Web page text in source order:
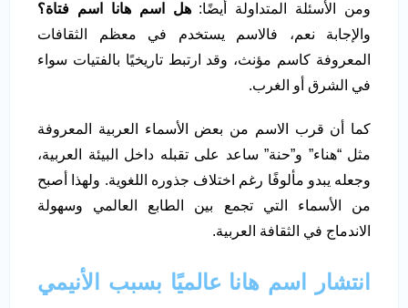
ومن الأسئلة المتداولة أيضًا:هل اسم هانا اسم فتاة؟
والإجابة نعم، فالاسم يستخدم في معظم الثقافات
المعروفة كاسم مؤنث، وقد ارتبط تاريخيًا بالفتيات سواء
في الشرق أو الغرب.
كما أن قرب الاسم من بعض الأسماء العربية المعروفة
مثل “هناء” و”حنة” ساعد على تقبله داخل البيئة العربية،
وجعله يبدو مألوفًا رغم اختلاف جذوره اللغوية. ولهذا أصبح
من الأسماء التي تجمع بين الطابع العالمي وسهولة
الاندماج في الثقافة العربية.
انتشار اسم هانا عالميًا بسبب الأنيمي